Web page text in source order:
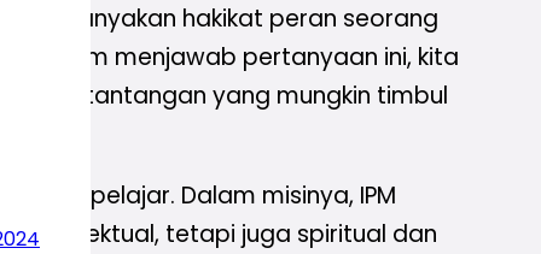
hakikat peran seorang
Dalam menjawab pertanyaan ini, kita
dan tantangan yang mungkin timbul
pelajar. Dalam misinya, IPM
intelektual, tetapi juga spiritual dan